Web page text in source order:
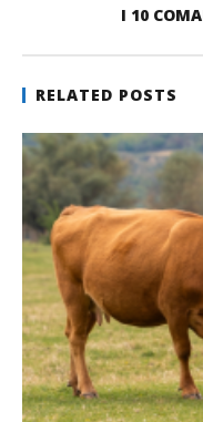
I 10
RELATED POSTS